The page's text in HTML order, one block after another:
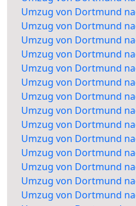
Umzug von Dortmund
Umzug von Dortmund
Umzug von Dortmund
Umzug von Dortmund
Umzug von Dortmund
Umzug von Dortmund
Umzug von Dortmund
Umzug von Dortmund
Umzug von Dortmund
Umzug von Dortmund
Umzug von Dortmund
Umzug von Dortmund
Umzug von Dortmund
Umzug von Dortmund